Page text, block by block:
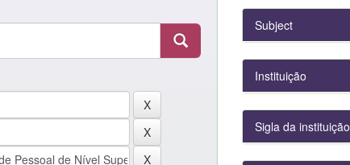
Subject
Instituição
Sigla da instituição